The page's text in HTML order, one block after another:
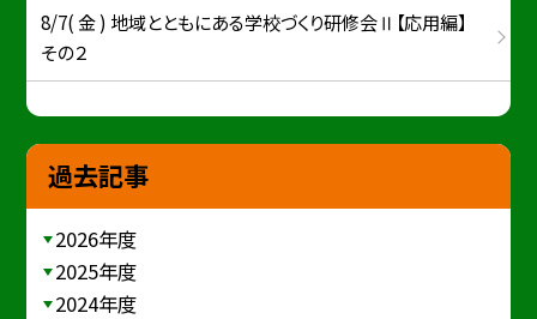
8/7( 金 ) 地域とともにある学校づくり研修会Ⅱ【応用編】
その２
過去記事
2026年度
2025年度
2024年度